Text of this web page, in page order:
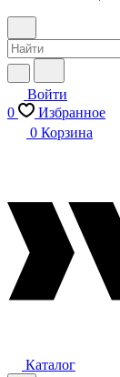
Войти
0
Избранное
0 Корзина
Каталог